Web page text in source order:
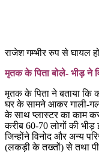
राजेश गम्भीर रुप से घायल
मृतक के पिता बोले- भीड़ ने
मृतक के पिता ने बताया
घर के सामने आकर गाली-
के साथ प्लास्टर का काम
करीब 60-70 लोगों की
जिन्होंने विनोद और अन्य
(लकड़ी के तख्तों) से तथा